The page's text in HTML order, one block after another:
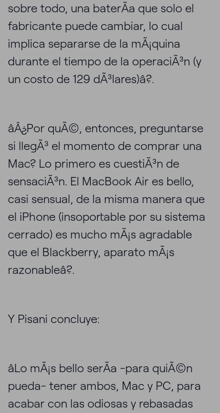
sobre todo, una baterÃ­a que solo el
fabricante puede cambiar, lo cual
implica separarse de la mÃ¡quina
durante el tiempo de la operaciÃ³n (y
un costo de 129 dÃ³lares)â?.
âÂ¿Por quÃ©, entonces, preguntarse
si llegÃ³ el momento de comprar una
Mac? Lo primero es cuestiÃ³n de
sensaciÃ³n. El MacBook Air es bello,
casi sensual, de la misma manera que
el iPhone (insoportable por su sistema
cerrado) es mucho mÃ¡s agradable
que el Blackberry, aparato mÃ¡s
razonableâ?.
Y Pisani concluye:
âLo mÃ¡s bello serÃ­a -para quiÃ©n
pueda- tener ambos, Mac y PC, para
acabar con las odiosas y rebasadas